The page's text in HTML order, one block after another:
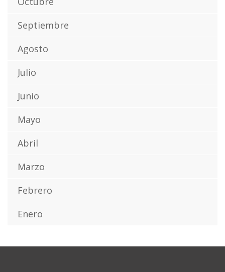
Septiembre
Agosto
Julio
Junio
Mayo
Abril
Marzo
Febrero
Enero